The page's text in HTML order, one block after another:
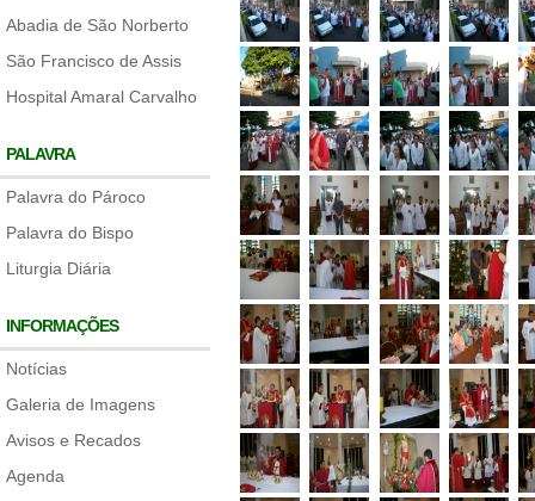
Abadia de São Norberto
São Francisco de Assis
Hospital Amaral Carvalho
PALAVRA
Palavra do Pároco
Palavra do Bispo
Liturgia Diária
INFORMAÇÕES
Notícias
Galeria de Imagens
Avisos e Recados
Agenda